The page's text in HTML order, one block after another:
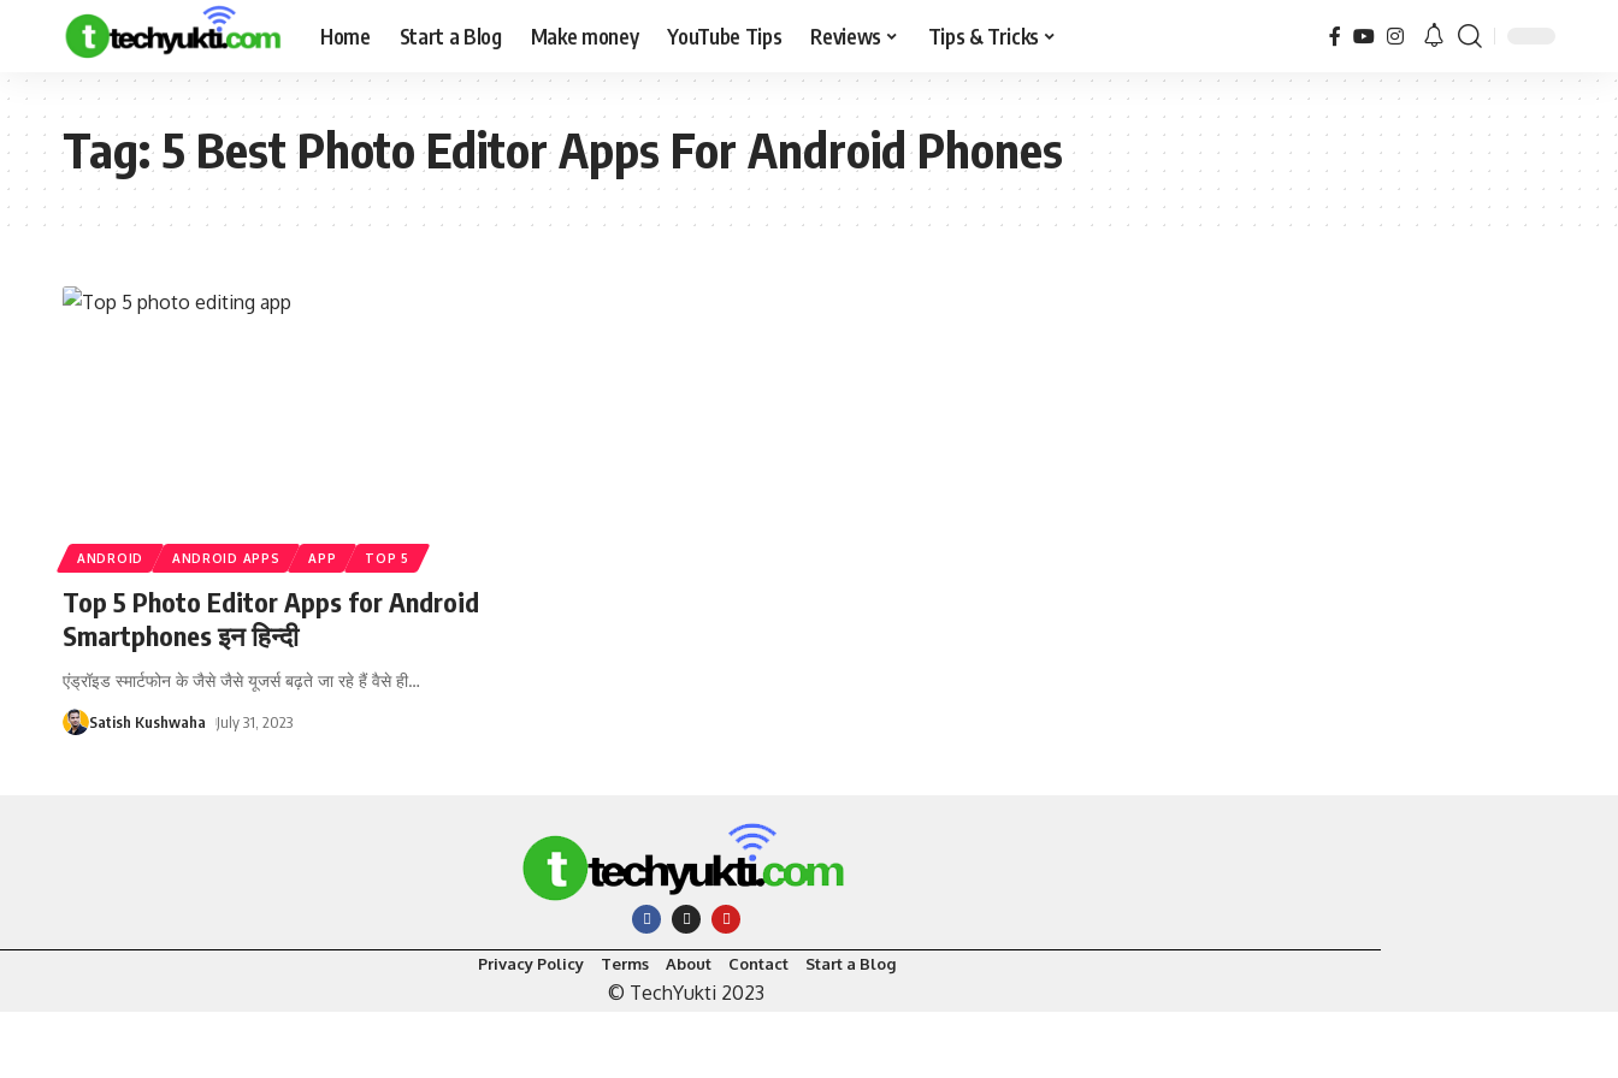
Home Start a Blog Make money YouTube Tips Reviews Tips & Tricks
Tag:5 Best Photo Editor Apps For Android Phones
ANDROID ANDROID APPS APP TOP 5
Top 5 Photo Editor Apps for Android
Smartphones इन हिन्दी
एंड्रॉइड स्मार्टफोन के जैसे जैसे यूजर्स बढ़ते जा रहे हैं वैसे ही…
Satish Kushwaha July 31, 2023
Privacy Policy Terms About Contact Start a Blog
© TechYukti 2023